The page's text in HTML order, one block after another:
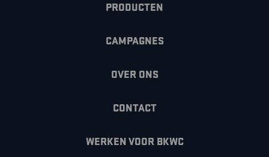
PRODUCTEN
CAMPAGNES
OVER ONS
CONTACT
WERKEN VOOR BKWC